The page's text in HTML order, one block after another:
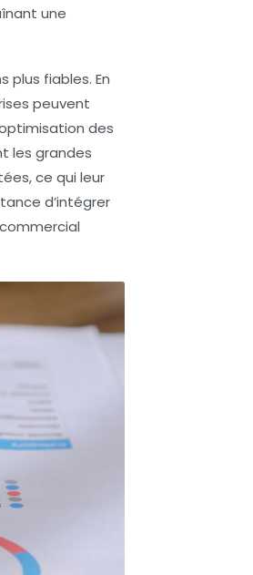
une
plus fiables. En
peuvent
des
les grandes
ce qui leur
d’intégrer